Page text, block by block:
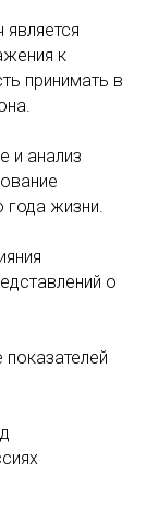
к
принимать в
и анализ
года жизни.
о